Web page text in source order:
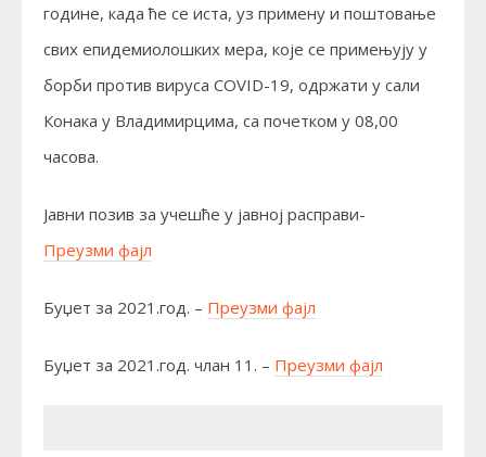
године, када ће се иста, уз примену и поштовање
свих епидемиолошких мера, које се примењују у
борби против вируса COVID-19, одржати у сали
Конака у Владимирцима, са почетком у 08,00
часова.
Јавни позив за учешће у јавној расправи-
Преузми фајл
Буџет за 2021.год. – Преузми фајл
Буџет за 2021.год. члан 11. – Преузми фајл